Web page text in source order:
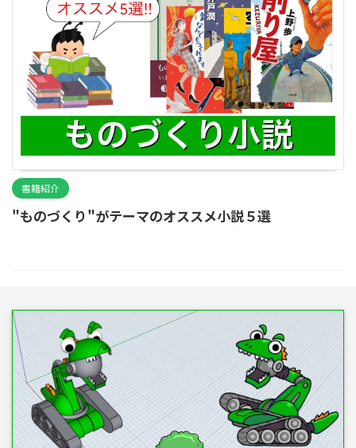
書籍紹介
"ものづくり"がテーマのオススメ小説５選